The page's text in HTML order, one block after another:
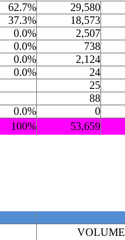
62.7% 29,580
37.3% 18,573
0.0% 2,507
0.0% 738
0.0% 2,124
0.0% 24
25
88
0.0% 0
100% 53,659
VOLUME